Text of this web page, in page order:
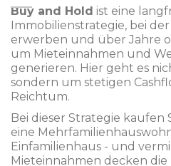
Buy and Hold ist eine
Immobilienstrategie, bei
erwerben und über Jahre
um Mieteinnahmen und
generieren. Hier geht es
sondern um stetigen
Reichtum.
Bei dieser Strategie kaufen
eine
Einfamilienhaus - und
Mieteinnahmen decken